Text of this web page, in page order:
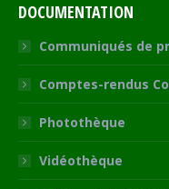
DOCUMENTATION
Communiqués de
Comptes-rendus
Photothèque
Vidéothèque